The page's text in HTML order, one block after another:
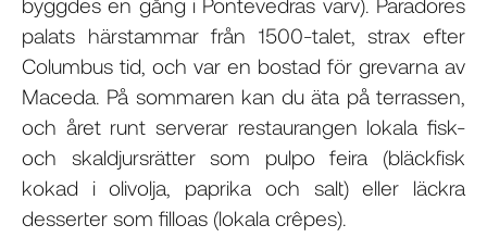
byggdes en gång i Pontevedras varv). Paradores
palats härstammar från 1500-talet, strax efter
Columbus tid, och var en bostad för grevarna av
Maceda. På sommaren kan du äta på terrassen,
och året runt serverar restaurangen lokala fisk-
och skaldjursrätter som pulpo feira (bläckfisk
kokad i olivolja, paprika och salt) eller läckra
desserter som filloas (lokala crêpes).